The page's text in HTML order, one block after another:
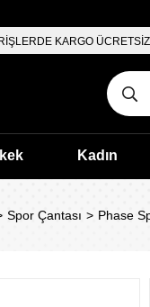
KARGO ÜCRETSİZ
Kadın
Spor Çantası Phase